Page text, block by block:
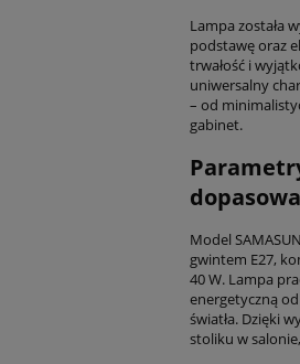
Lampa została
podstawę oraz
trwałość i
uniwersalny
– od
gabinet.
Model
gwintem E27,
40 W. Lampa
energetyczną
światła. Dzięki
stoliku w